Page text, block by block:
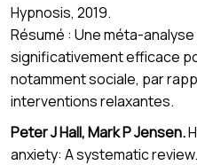
Hypnosis, 2019.
Résumé : Une méta-
significativement efficace
notamment sociale, par
interventions relaxantes.
Peter J Hall, Mark P Jensen.
anxiety: A systematic